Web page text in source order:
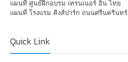
แผนที่ ศูนย์ฝึกอบรม เทรนเนอร์ อิน ไทย
แผนที่ โรงแรม คิงส์ปาร์ก ถนนศรีนครินทร์
Quick Link